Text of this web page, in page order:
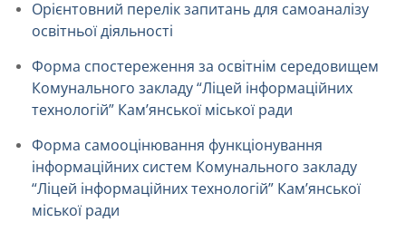
Орієнтовний перелік запитань для самоаналізу
освітньої діяльності
Форма спостереження за освітнім середовищем
Комунального закладу “Ліцей інформаційних
технологій” Кам’янської міської ради
Форма самооцінювання функціонування
інформаційних систем Комунального закладу
“Ліцей інформаційних технологій” Кам’янської
міської ради